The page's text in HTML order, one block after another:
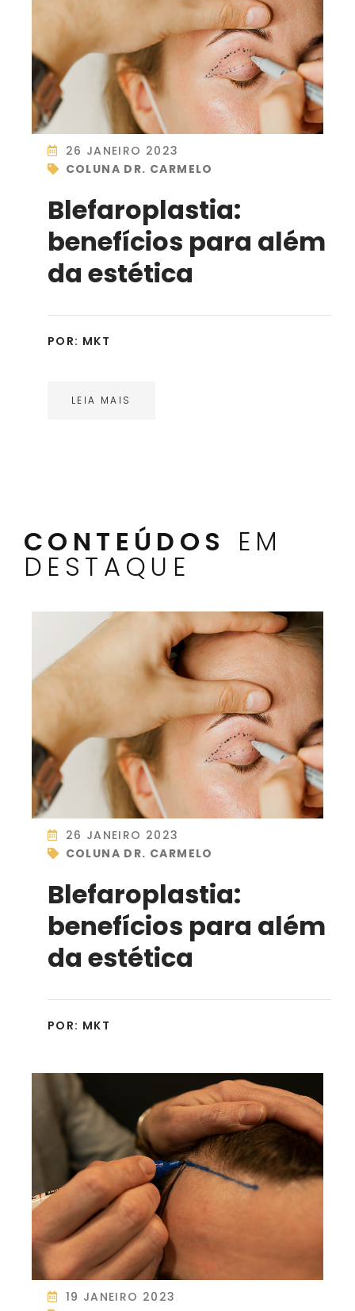
26 JANEIRO 2023
COLUNA DR. CARMELO
Blefaroplastia:
benefícios para além
da estética
POR: MKT
LEIA MAIS
CONTEÚDOS EM
DESTAQUE
26 JANEIRO 2023
COLUNA DR. CARMELO
Blefaroplastia:
benefícios para além
da estética
POR: MKT
19 JANEIRO 2023